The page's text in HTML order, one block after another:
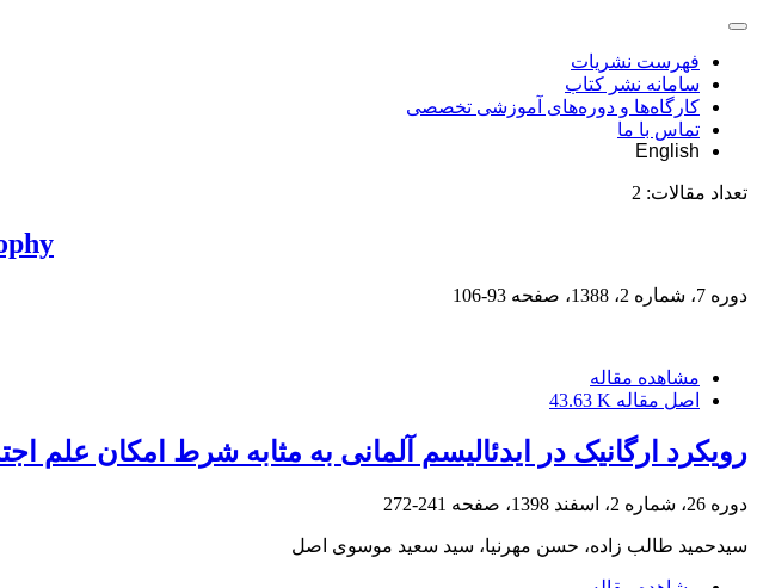
فهرست نشریات
سامانه نشر کتاب
کارگاه‌ها و دوره‌های آموزشی تخصصی
تماس با ما
English
تعداد مقالات: 2
دوره 7، شماره 2، 1388، صفحه
93-106
مشاهده مقاله
اصل مقاله 43.63 K
رویکرد ارگانیک در ایدئالیسم آلمانی به مثابه شرط امکان علم
دوره 26، شماره 2، اسفند 1398، صفحه 241-272
سیدحمید طالب زاده، حسن مهرنیا، سید سعید موسوی اصل